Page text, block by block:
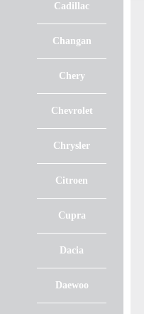
Cadillac
Changan
Chery
Chevrolet
Chrysler
Citroen
Cupra
Dacia
Daewoo